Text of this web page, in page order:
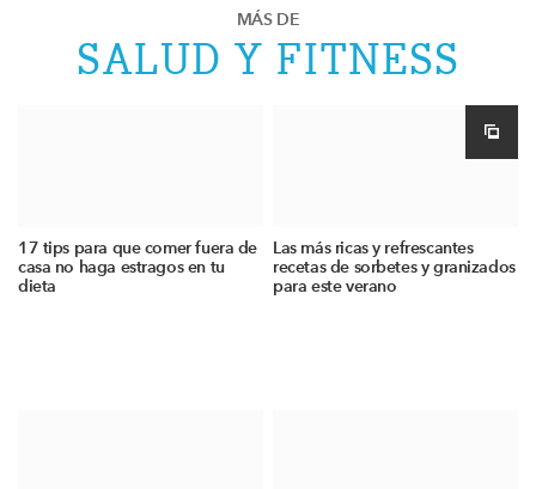
MÁS DE
SALUD Y FITNESS
17 tips para que comer fuera de
casa no haga estragos en tu
dieta
Las más ricas y refrescantes
recetas de sorbetes y granizados
para este verano